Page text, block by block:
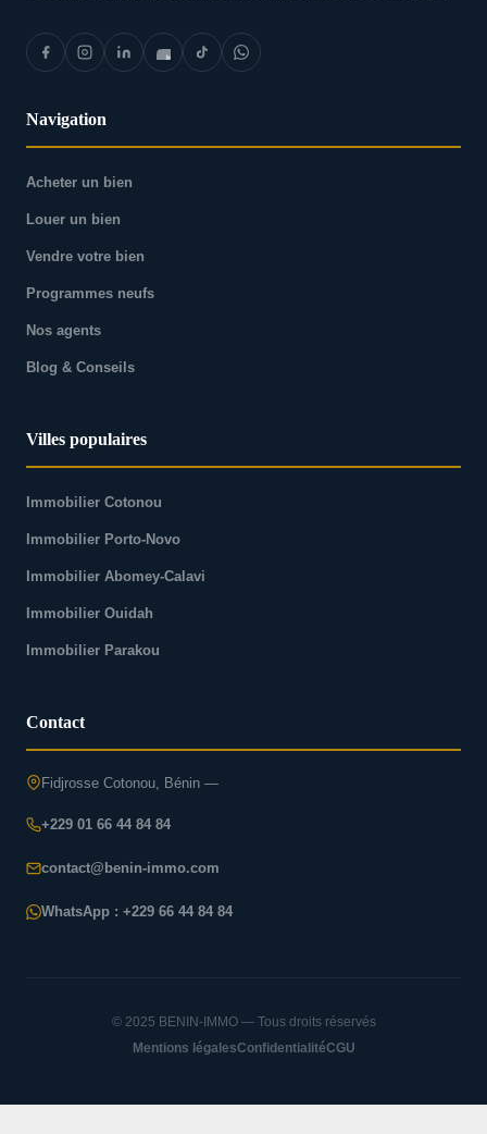
Navigation
Acheter un bien
Louer un bien
Vendre votre bien
Programmes neufs
Nos agents
Blog & Conseils
Villes populaires
Immobilier Cotonou
Immobilier Porto-Novo
Immobilier Abomey-Calavi
Immobilier Ouidah
Immobilier Parakou
Contact
Fidjrosse Cotonou, Bénin —
+229 01 66 44 84 84
contact@benin-immo.com
WhatsApp : +229 66 44 84 84
© 2025 BENIN-IMMO — Tous droits réservés
Mentions légalesConfidentialitéCGU